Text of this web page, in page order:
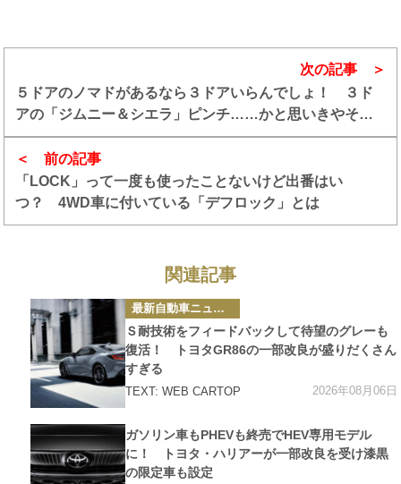
前の記事
「LOCK」って一度も使ったことないけど出番はい
つ？ 4WD車に付いている「デフロック」とは
次の記事
５ドアのノマドがあるなら３ドアいらんでしょ！ ３ド
アの「ジムニー＆シエラ」ピンチ……かと思いきやそう
でもなかった
関連記事
カ
テ
ゴ
リ
ー
最新自動車ニュース
Ｓ耐技術をフィードバックして待望のグレーも
復活！ トヨタGR86の一部改良が盛りだくさん
すぎる
TEXT: WEB CARTOP 2026年08月06日
カ
テ
ゴ
リ
ー
ガソリン車もPHEVも終売でHEV専用モデル
に！ トヨタ・ハリアーが一部改良を受け漆黒
の限定車も設定